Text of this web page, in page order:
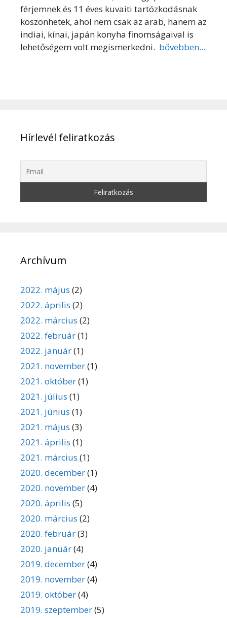
férjemnek és 11 éves kuvaiti tartózkodásnak
köszönhetek, ahol nem csak az arab, hanem az
indiai, kínai, japán konyha finomságaival is
lehetőségem volt megismerkedni. bővebben...
Hírlevél feliratkozás
Archívum
2022. május (2)
2022. április (2)
2022. március (2)
2022. február(1)
2022. január(1)
2021. november(1)
2021. október(1)
2021. július (1)
2021. június (1)
2021. május (3)
2021. április (1)
2021. március (1)
2020. december(1)
2020. november(4)
2020. április (5)
2020. március (2)
2020. február(3)
2020. január(4)
2019. december(4)
2019. november(4)
2019. október(4)
2019. szeptember(5)